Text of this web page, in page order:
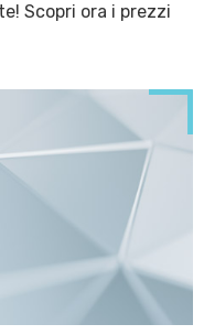
Scopri ora i prezzi